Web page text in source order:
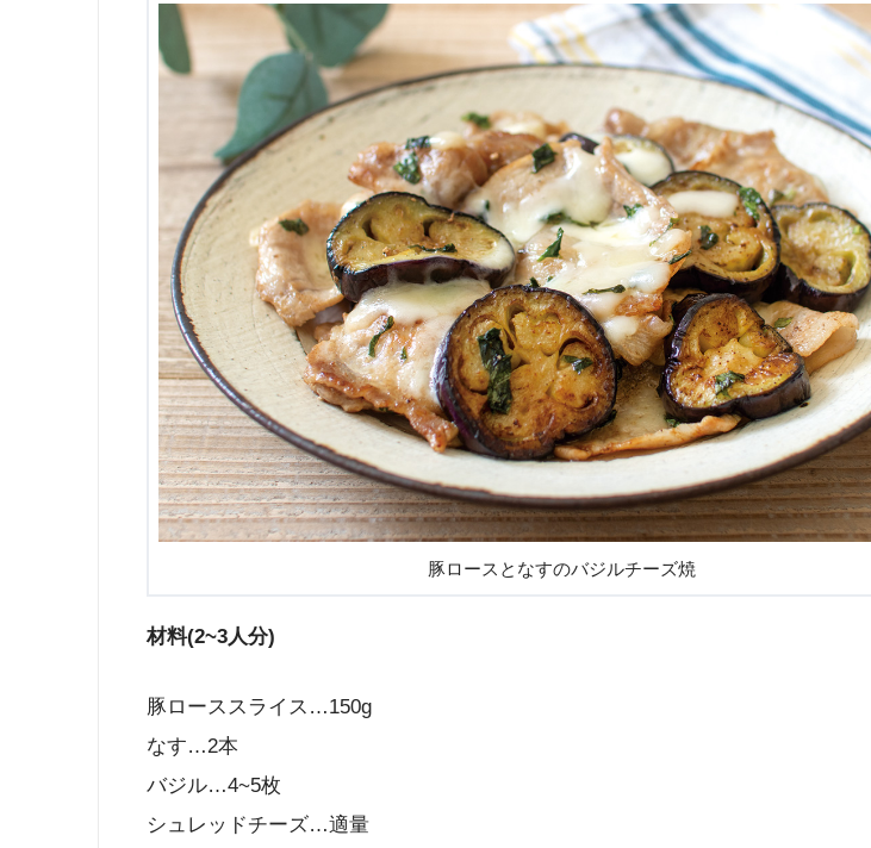
豚ロースとなすのバジルチーズ焼
材料(2~3人分)
豚ローススライス…150g
なす…2本
バジル…4~5枚
シュレッドチーズ…適量